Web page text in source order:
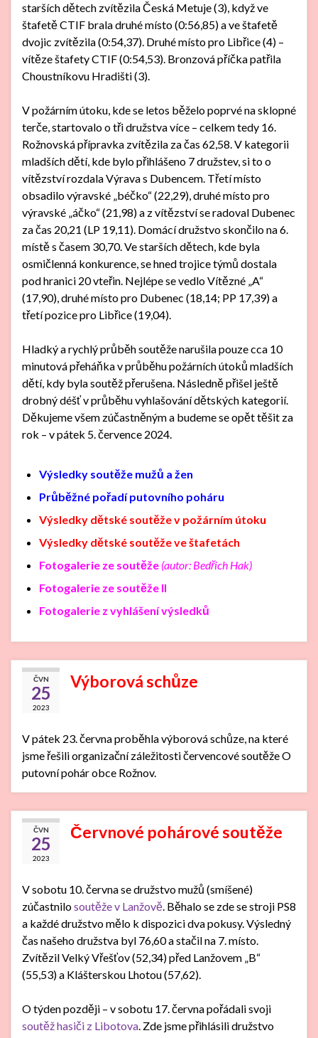
starších dětech zvítězila Česká Metuje (3), když ve
štafetě CTIF brala druhé místo (0:56,85) a ve štafetě
dvojic zvítězila (0:54,37). Druhé místo pro Libřice (4) –
vítěze štafety CTIF (0:54,53). Bronzová příčka patřila
Choustníkovu Hradišti (3).
V požárním útoku, kde se letos běželo poprvé na sklopné
terče, startovalo o tři družstva více – celkem tedy 16.
Rožnovská přípravka zvítězila za čas 62,58. V kategorii
mladších dětí, kde bylo přihlášeno 7 družstev, si to o
vítězství rozdala Výrava s Dubencem. Třetí místo
obsadilo výravské „béčko“ (22,29), druhé místo pro
výravské „áčko“ (21,98) a z vítězství se radoval Dubenec
za čas 20,21 (LP 19,11). Domácí družstvo skončilo na 6.
místě s časem 30,70. Ve starších dětech, kde byla
osmičlenná konkurence, se hned trojice týmů dostala
pod hranici 20 vteřin. Nejlépe se vedlo Vítězné „A“
(17,90), druhé místo pro Dubenec (18,14; PP 17,39) a
třetí pozice pro Libřice (19,04).
Hladký a rychlý průběh soutěže narušila pouze cca 10
minutová přeháňka v průběhu požárních útoků mladších
dětí, kdy byla soutěž přerušena. Následně přišel ještě
drobný déšť v průběhu vyhlašování dětských kategorií.
Děkujeme všem zúčastněným a budeme se opět těšit za
rok – v pátek 5. července 2024.
Výsledky soutěže mužů a žen
Průběžné pořadí putovního poháru
Výsledky dětské soutěže v požárním útoku
Výsledky dětské soutěže ve štafetách
Fotogalerie ze soutěže (autor: Bedřich Hak)
Fotogalerie ze soutěže II
Fotogalerie z vyhlášení výsledků
ČVN
25
2023
Výborová schůze
V pátek 23. června proběhla výborová schůze, na které
jsme řešili organizační záležitosti červencové soutěže O
putovní pohár obce Rožnov.
ČVN
25
2023
Červnové pohárové soutěže
V sobotu 10. června se družstvo mužů (smíšené)
zúčastnilosoutěže v Lanžově. Běhalo se zde se stroji PS8
a každé družstvo mělo k dispozici dva pokusy. Výsledný
čas našeho družstva byl 76,60 a stačil na 7. místo.
Zvítězil Velký Vřešťov (52,34) před Lanžovem „B“
(55,53) a Klášterskou Lhotou (57,62).
O týden později – v sobotu 17. června pořádali svoji
soutěž hasiči z Libotova. Zde jsme přihlásili družstvo